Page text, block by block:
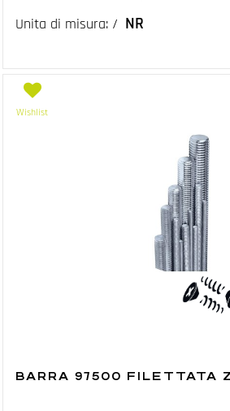
Unita di misura: / NR
Wishlist
BARRA 97500 FILETTATA